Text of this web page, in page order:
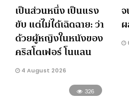
เป็นส่วนหนึ่ง เป็นแรง
ขับ แต่ไม่ได้เฉิดฉาย: ว่า
ด้วยผู้หญิงในหนังของ
คริสโตเฟอร์ โนแลน
4 August 2026
326